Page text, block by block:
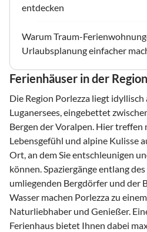
entdecken
Warum Traum-
Urlaubsplanung einfacher
Ferienhäuser in der
Die Region Porlezza liegt
Luganersees, eingebettet
Bergen der Voralpen. Hier treffen
Lebensgefühl und alpine Kulisse
Ort, an dem Sie entschleunigen
können. Spaziergänge entlang
umliegenden Bergdörfer und der
Wasser machen Porlezza zu
Naturliebhaber und Genießer.
Ferienhaus bietet Ihnen dabei